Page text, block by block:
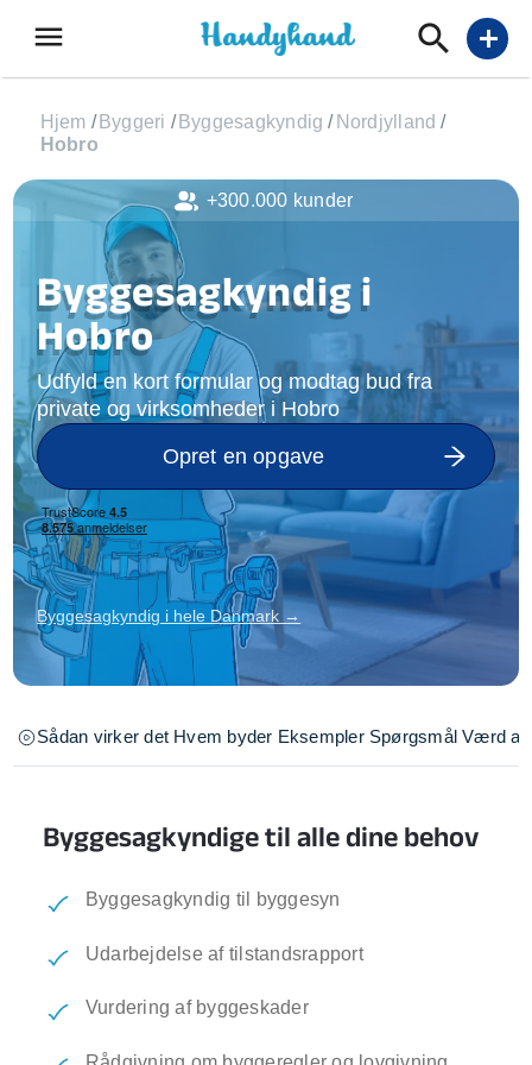
menu add
Hjem / Byggeri / Byggesagkyndig / Nordjylland /
Hobro
Byggesagkyndig i
Hobro
Udfyld en kort formular og modtag bud fra
private og virksomheder i Hobro
Opret en opgave
Byggesagkyndig i hele Danmark →
Sådan virker det Hvem byder Eksempler Spørgsmål Værd at
Byggesagkyndige til alle dine behov
Byggesagkyndig til byggesyn
Udarbejdelse af tilstandsrapport
Vurdering af byggeskader
+300.000 kunder